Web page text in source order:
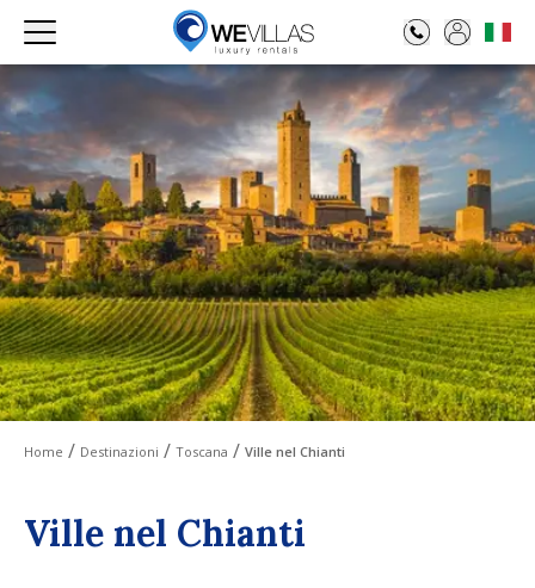
Home Destinazioni Toscana Ville nel Chianti
Ville nel Chianti